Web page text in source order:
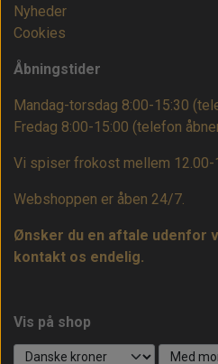
Nyheder
Cookies
Åbningstider
Mandag-torsdag 8:00-15:30
Fredag 8:00-15:00 (telefon
Vi spiser frokost mellem 12.00-
Webshoppen er åben 24/7.
Ønsker du en aftale udenfor
kontakt os endelig.
Vis på shop